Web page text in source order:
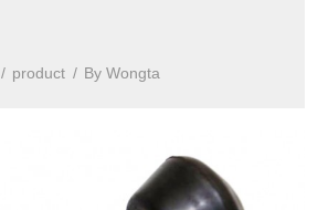
product By Wongta